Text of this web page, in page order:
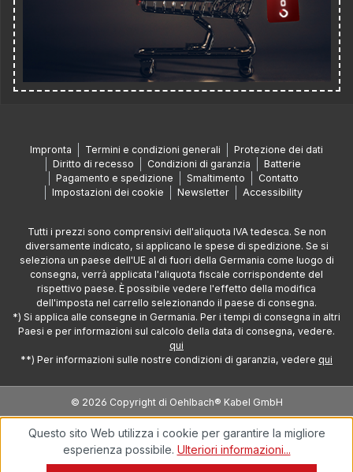
Impronta Termini e condizioni generali
Protezione dei dati
Diritto di recesso
Condizioni di garanzia
Batterie
Pagamento e spedizione
Smaltimento
Contatto
Impostazioni dei cookie
Newsletter Accessibility
Tutti i prezzi sono comprensivi dell'aliquota IVA tedesca. Se non
diversamente indicato, si applicano le spese di spedizione. Se si
seleziona un paese dell'UE al di fuori della Germania come luogo di
consegna, verrà applicata l'aliquota fiscale corrispondente del
rispettivo paese. È possibile vedere l'effetto della modifica
dell'imposta nel carrello selezionando il paese di consegna.
*) Si applica alle consegne in Germania. Per i tempi di consegna in altri
Paesi e per informazioni sul calcolo della data di consegna, vedere.
qui
**) Per informazioni sulle nostre condizioni di garanzia, vedere qui
© 2026 Copyright di Oehlbach® Kabel GmbH
Questo sito Web utilizza i cookie per garantire la migliore
esperienza possibile. Ulteriori informazioni...